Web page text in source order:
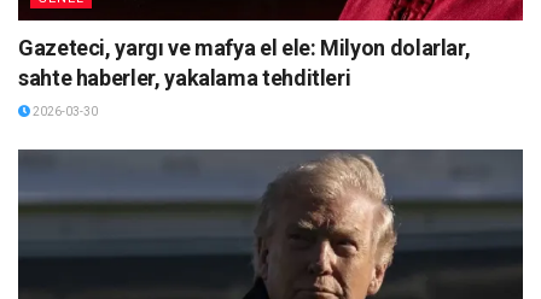
Gazeteci, yargı ve mafya el ele: Milyon dolarlar,
sahte haberler, yakalama tehditleri
2026-03-30